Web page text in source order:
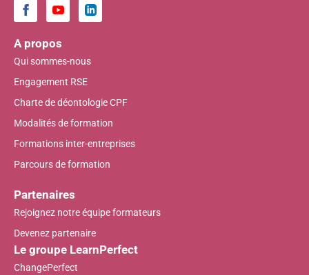
A propos
Qui sommes-nous
Engagement RSE
Charte de déontologie CPF
Modalités de formation
Formations inter-entreprises
Parcours de formation
Partenaires
Rejoignez notre équipe formateurs
Devenez partenaire
Le groupe LearnPerfect
ChangePerfect